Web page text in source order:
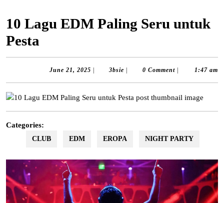
10 Lagu EDM Paling Seru untuk
Pesta
June 21, 2025 June
3bsie 3bsie 0 Comment 1:47 am
Categories:
CLUB EDM EROPA NIGHT PARTY